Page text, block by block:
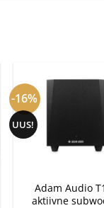
-16%
UUS!
Adam Audio
aktiivne